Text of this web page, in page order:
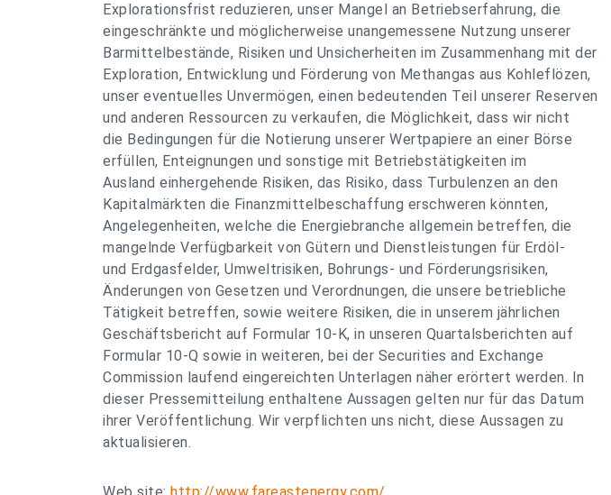
Explorationsfrist reduzieren, unser Mangel an Betriebserfahrung, die
eingeschränkte und möglicherweise unangemessene Nutzung unserer
Barmittelbestände, Risiken und Unsicherheiten im Zusammenhang mit der
Exploration, Entwicklung und Förderung von Methangas aus Kohleflözen,
unser eventuelles Unvermögen, einen bedeutenden Teil unserer Reserven
und anderen Ressourcen zu verkaufen, die Möglichkeit, dass wir nicht
die Bedingungen für die Notierung unserer Wertpapiere an einer Börse
erfüllen, Enteignungen und sonstige mit Betriebstätigkeiten im
Ausland einhergehende Risiken, das Risiko, dass Turbulenzen an den
Kapitalmärkten die Finanzmittelbeschaffung erschweren könnten,
Angelegenheiten, welche die Energiebranche allgemein betreffen, die
mangelnde Verfügbarkeit von Gütern und Dienstleistungen für Erdöl-
und Erdgasfelder, Umweltrisiken, Bohrungs- und Förderungsrisiken,
Änderungen von Gesetzen und Verordnungen, die unsere betriebliche
Tätigkeit betreffen, sowie weitere Risiken, die in unserem jährlichen
Geschäftsbericht auf Formular 10-K, in unseren Quartalsberichten auf
Formular 10-Q sowie in weiteren, bei der Securities and Exchange
Commission laufend eingereichten Unterlagen näher erörtert werden. In
dieser Pressemitteilung enthaltene Aussagen gelten nur für das Datum
ihrer Veröffentlichung. Wir verpflichten uns nicht, diese Aussagen zu
aktualisieren.